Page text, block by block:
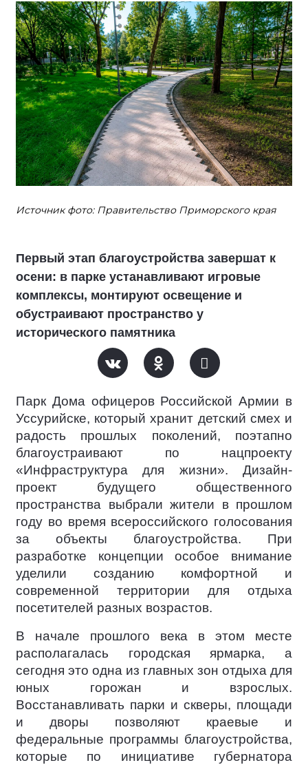
Источник фото: Правительство Приморского края
Первый этап благоустройства завершат к
осени: в парке устанавливают игровые
комплексы, монтируют освещение и
обустраивают пространство у
исторического памятника
Парк Дома офицеров Российской Армии в
Уссурийске, который хранит детский смех и
радость прошлых поколений, поэтапно
благоустраивают по нацпроекту
«Инфраструктура для жизни». Дизайн-
проект будущего общественного
пространства выбрали жители в прошлом
году во время всероссийского голосования
за объекты благоустройства. При
разработке концепции особое внимание
уделили созданию комфортной и
современной территории для отдыха
посетителей разных возрастов.
В начале прошлого века в этом месте
располагалась городская ярмарка, а
сегодня это одна из главных зон отдыха для
юных горожан и взрослых.
Восстанавливать парки и скверы, площади
и дворы позволяют краевые и
федеральные программы благоустройства,
которые по инициативе губернатора